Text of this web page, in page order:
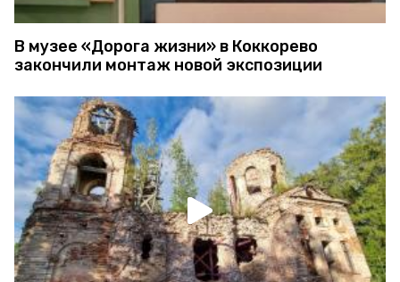
В музее «Дорога жизни» в Коккорево
закончили монтаж новой экспозиции